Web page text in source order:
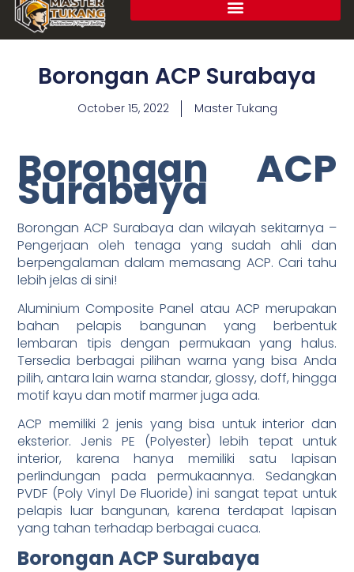
Borongan ACP Surabaya
October 15, 2022 Master Tukang
Borongan ACP
Surabaya
Borongan ACP Surabaya dan wilayah sekitarnya –
Pengerjaan oleh tenaga yang sudah ahli dan
berpengalaman dalam memasang ACP. Cari tahu
lebih jelas di sini!
Aluminium Composite Panel atau ACP merupakan
bahan pelapis bangunan yang berbentuk
lembaran tipis dengan permukaan yang halus.
Tersedia berbagai pilihan warna yang bisa Anda
pilih, antara lain warna standar, glossy, doff, hingga
motif kayu dan motif marmer juga ada.
ACP memiliki 2 jenis yang bisa untuk interior dan
eksterior. Jenis PE (Polyester) lebih tepat untuk
interior, karena hanya memiliki satu lapisan
perlindungan pada permukaannya. Sedangkan
PVDF (Poly Vinyl De Fluoride) ini sangat tepat untuk
pelapis luar bangunan, karena terdapat lapisan
yang tahan terhadap berbagai cuaca.
Borongan ACP Surabaya